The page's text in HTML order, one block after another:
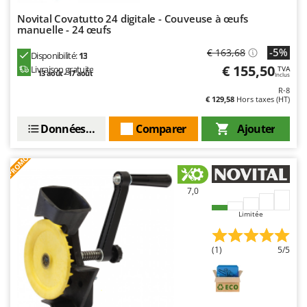
Nilfisk
Ninja
Novatec
NuovaFac
O
Oliviero
Olix
OMA
Omas
Ompagrill
Ooni
Novital Covatutto 24 digitale - Couveuse à œufs
manuelle - 24 œufs
Disponibilité:13
Livraison gratuite
13 août - 17 août
€ 163,68 -5%
€ 155,50 TVA
Inclus
R-8
€ 129,58 Hors taxes (HT)
Ajouter
Comparer
Données techniques
PROMO
7,0
Limitée
(1) 5/5